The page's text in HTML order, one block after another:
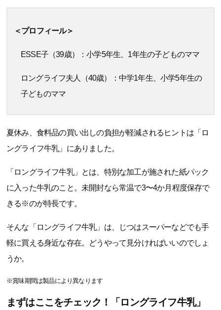
＜プロフィール＞
ESSE子（39歳）：小学5年生、1年生の子どものママ
ロングライフ夫人（40歳）：中学1年生、小学5年生の
子どものママ
夏休み、食料品の買い出しの負担が軽減されるヒントは「ロ
ングライフ牛乳」にありました。
「ロングライフ牛乳」とは、特別な加工が施された紙パック
に入った牛乳のこと。未開封なら常温で3〜4か月程度保存で
きる※のが特長です。
そんな「ロングライフ牛乳」は、じつはスーパーなどでも手
軽に買える身近な存在。どうやって見分ければいいのでしょ
うか。
※賞味期間は製品により異なります
まずはここをチェック！「ロングライフ牛乳」